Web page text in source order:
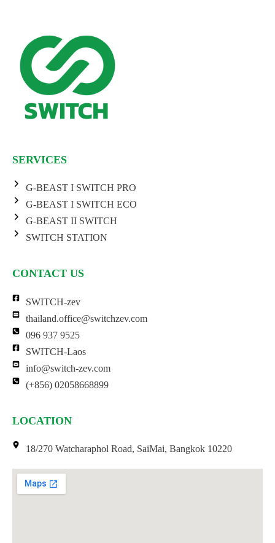
SERVICES
G-BEAST I SWITCH PRO
G-BEAST I SWITCH ECO
G-BEAST II SWITCH
SWITCH STATION
CONTACT US
SWITCH-zev
thailand.office@switchzev.com
096 937 9525
SWITCH-Laos
info@switch-zev.com
(+856) 02058668899
LOCATION
18/270 Watcharaphol Road, SaiMai, Bangkok 10220